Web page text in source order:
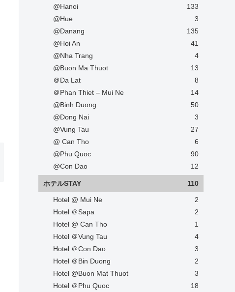
@Hanoi
133
@Hue
3
@Danang
135
@Hoi An
41
@Nha Trang
4
@Buon Ma Thuot
13
＠Da Lat
8
＠Phan Thiet – Mui Ne
14
@Binh Duong
50
@Dong Nai
3
@Vung Tau
27
@ Can Tho
6
@Phu Quoc
90
@Con Dao
12
ホテルSTAY 110
Hotel @ Mui Ne
2
Hotel ＠Sapa
2
Hotel @ Can Tho
1
Hotel ＠Vung Tau
4
Hotel ＠Con Dao
3
Hotel ＠Bin Duong
2
Hotel @Buon Mat Thuot
3
Hotel ＠Phu Quoc
18